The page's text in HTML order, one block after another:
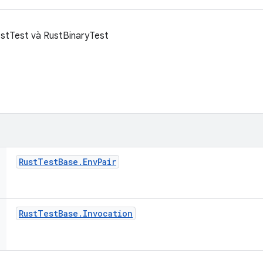
và RustBinaryTest
RustTestBase . EnvPair
RustTestBase . Invocation